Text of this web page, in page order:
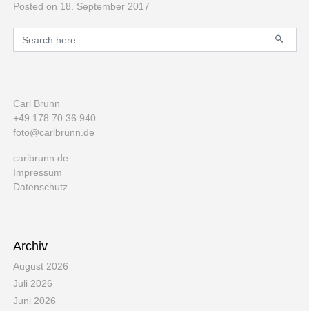
Posted on 18. September 2017
Primary
Search for:
Carl Brunn
+49 178 70 36 940
foto@carlbrunn.de
carlbrunn.de
Impressum
Datenschutz
Archiv
August 2026
Juli 2026
Juni 2026